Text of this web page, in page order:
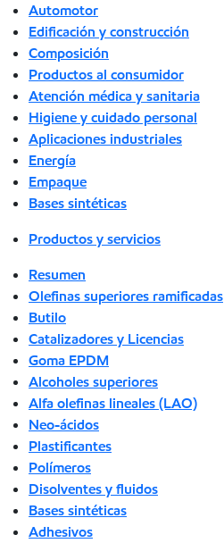
Automotor
Edificación y construcción
Composición
Productos al consumidor
Atención médica y sanitaria
Higiene y cuidado personal
Aplicaciones industriales
Energía
Empaque
Bases sintéticas
Productos y servicios
Resumen
Olefinas superiores ramificadas
Butilo
Catalizadores y Licencias
Goma EPDM
Alcoholes superiores
Alfa olefinas lineales (LAO)
Neo-ácidos
Plastificantes
Polímeros
Disolventes y fluidos
Bases sintéticas
Adhesivos